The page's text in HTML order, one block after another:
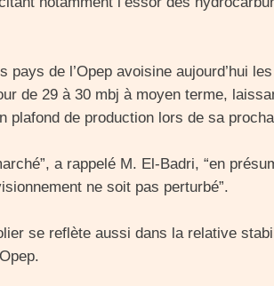
pays de l’Opep avoisine aujourd’hui
de 29 à 30 mbj à moyen terme,
plafond de production lors de sa
a rappelé M. El-Badri, “en
ne soit pas perturbé”.
se reflète aussi dans la relative